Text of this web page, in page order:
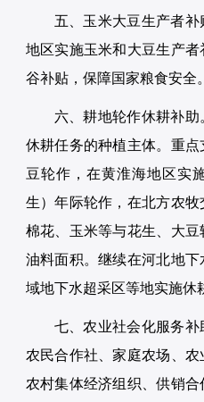
五、玉米大豆生产者
地区实施玉米和大豆生产
谷补贴，保障国家粮食安全。
六、耕地轮作休耕补助
休耕任务的种植主体。重
豆轮作，在黄淮海地区实
生）年际轮作，在北方农
棉花、玉米等与花生、大
油料面积。继续在河北地
域地下水超采区等地实施休
七、农业社会化服务补
农民合作社、家庭农场、农
农村集体经济组织、供销